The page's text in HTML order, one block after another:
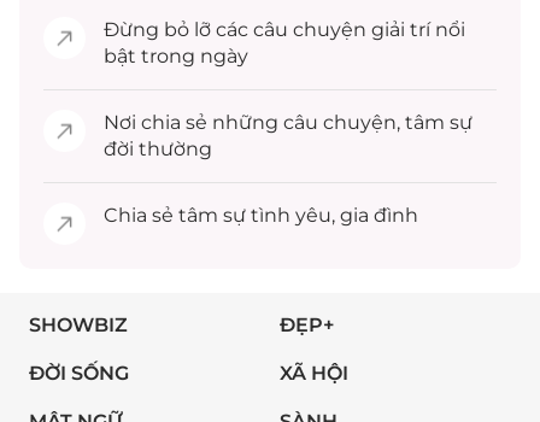
Đừng bỏ lỡ các câu chuyện giải trínổi
bật trong ngày
Nơi chia sẻ những câu chuyện, tâm sự
đời thường
Chia sẻ tâm sự tình yêu, gia đình
SHOWBIZ ĐẸP+
ĐỜI SỐNG XÃ HỘI